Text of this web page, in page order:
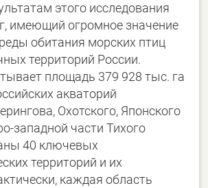
этого исследования
имеющий огромное значение
обитания морских птиц
территорий России.
площадь 379 928 тыс. га
акваторий
Охотского, Японского
западной части Тихого
40 ключевых
территорий и их
каждая область